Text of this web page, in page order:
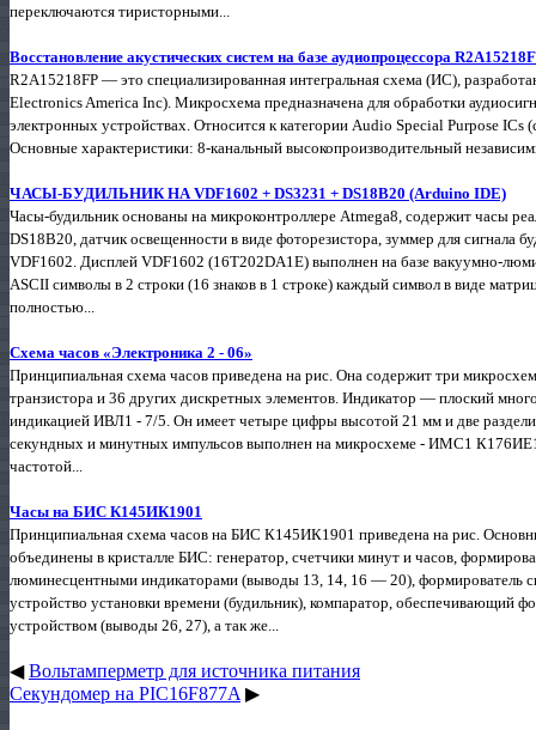
переключаются тиристорными...
Восстановление акустических систем на базе аудиопроцессора
R2A15218FP — это специализированная интегральная схема (ИС),
Electronics America Inc). Микросхема предназначена для обработки
электронных устройствах. Относится к категории Audio Special Purpose
Основные характеристики: 8-канальный высокопроизводительный
ЧАСЫ-БУДИЛЬНИК НА VDF1602 + DS3231 + DS18B20 (Arduino IDE)
Часы-будильник основаны на микроконтроллере Atmega8, содержит часы
DS18B20, датчик освещенности в виде фоторезистора, зуммер для сигнала
VDF1602. Дисплей VDF1602 (16T202DA1E) выполнен на базе вакуумно-
ASCII символы в 2 строки (16 знаков в 1 строке) каждый символ в виде
полностью...
Схема часов «Электроника 2 - 06»
Принципиальная схема часов приведена на рис. Она содержит три
транзистора и 36 других дискретных элементов. Индикатор — плоский
индикацией ИВЛ1 - 7/5. Он имеет четыре цифры высотой 21 мм и две
секундных и минутных импульсов выполнен на микросхеме - ИМС1
частотой...
Часы на БИС К145ИК1901
Принципиальная схема часов на БИС К145ИК1901 приведена на рис.
объединены в кристалле БИС: генератор, счетчики минут и часов,
люминесцентными индикаторами (выводы 13, 14, 16 — 20), формирователь
устройство установки времени (будильник), компаратор, обеспечивающий
устройством (выводы 26, 27), а так же...
◀Вольтамперметр для источника питания
Секундомер на PIC16F877A ▶